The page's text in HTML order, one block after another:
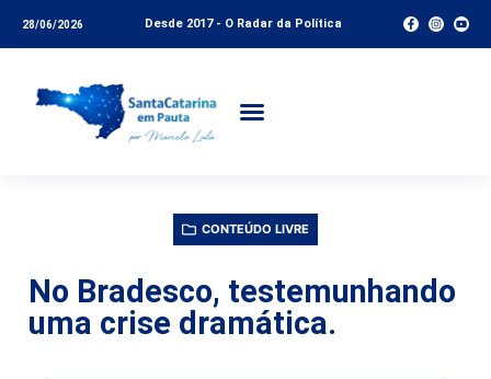
28/06/2026 Desde 2017 - O Radar da Política
CONTEÚDO LIVRE
No Bradesco, testemunhando
uma crise dramática.